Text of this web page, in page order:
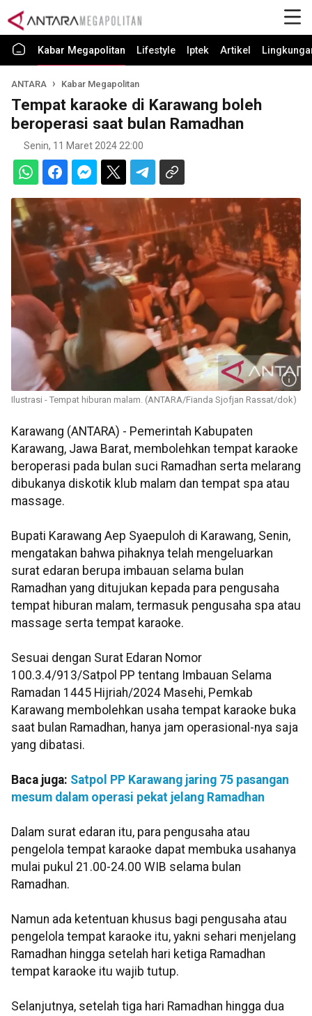
Kabar Megapolitan Lifestyle Iptek Artikel
ANTARA Kabar Megapolitan
Tempat karaoke di Karawang boleh
beroperasi saat bulan Ramadhan
Senin, 11 Maret 2024 22:00
Ilustrasi - Tempat hiburan malam. (ANTARA/Fianda Sjofjan Rassat/dok)
Karawang (ANTARA) - Pemerintah Kabupaten
Karawang, Jawa Barat, membolehkan tempat karaoke
beroperasi pada bulan suci Ramadhan serta melarang
dibukanya diskotik klub malam dan tempat spa atau
massage.
Bupati Karawang Aep Syaepuloh di Karawang, Senin,
mengatakan bahwa pihaknya telah mengeluarkan
surat edaran berupa imbauan selama bulan
Ramadhan yang ditujukan kepada para pengusaha
tempat hiburan malam, termasuk pengusaha spa atau
massage serta tempat karaoke.
Sesuai dengan Surat Edaran Nomor
100.3.4/913/Satpol PP tentang Imbauan Selama
Ramadan 1445 Hijriah/2024 Masehi, Pemkab
Karawang membolehkan usaha tempat karaoke buka
saat bulan Ramadhan, hanya jam operasional-nya saja
yang dibatasi.
Baca juga: Satpol PP Karawang jaring 75 pasangan
mesum dalam operasi pekat jelang Ramadhan
Dalam surat edaran itu, para pengusaha atau
pengelola tempat karaoke dapat membuka usahanya
mulai pukul 21.00-24.00 WIB selama bulan
Ramadhan.
Namun ada ketentuan khusus bagi pengusaha atau
pengelola tempat karaoke itu, yakni sehari menjelang
Ramadhan hingga setelah hari ketiga Ramadhan
tempat karaoke itu wajib tutup.
Selanjutnya, setelah tiga hari Ramadhan hingga dua